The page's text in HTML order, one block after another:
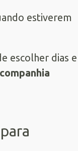
estiverem
escolher dias e